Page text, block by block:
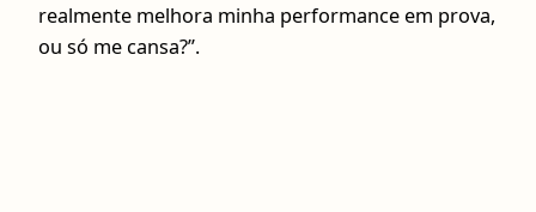
realmente melhora minha performance em prova,
ou só me cansa?”.